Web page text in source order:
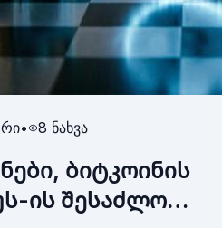
• 8 ნახვა
ბიტკოინის
ის შესაძლო